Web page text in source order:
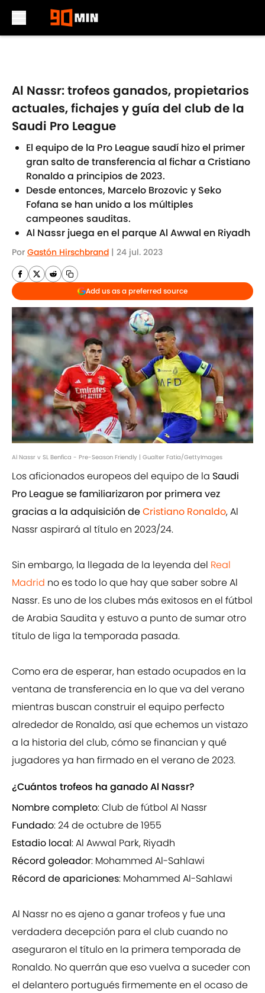
Al Nassr: trofeos ganados, propietarios
actuales, fichajes y guía del club de la
Saudi Pro League
El equipo de la Pro League saudí hizo el primer
gran salto de transferencia al fichar a Cristiano
Ronaldo a principios de 2023.
Desde entonces, Marcelo Brozovic y Seko
Fofana se han unido a los múltiples
campeones sauditas.
Al Nassr juega en el parque Al Awwal en Riyadh
Por Gastón Hirschbrand | 24 jul. 2023
Add us as a preferred source
Al Nassr v SL Benfica - Pre-Season Friendly | Gualter Fatia/GettyImages
Los aficionados europeos del equipo de la Saudi
Pro League se familiarizaron por primera vez
gracias a la adquisición deCristiano Ronaldo, Al
Nassr aspirará al título en 2023/24.
Sin embargo, la llegada de la leyenda del Real
Madrid no es todo lo que hay que saber sobre Al
Nassr. Es uno de los clubes más exitosos en el fútbol
de Arabia Saudita y estuvo a punto de sumar otro
título de liga la temporada pasada.
Como era de esperar, han estado ocupados en la
ventana de transferencia en lo que va del verano
mientras buscan construir el equipo perfecto
alrededor de Ronaldo, así que echemos un vistazo
a la historia del club, cómo se financian y qué
jugadores ya han firmado en el verano de 2023.
¿Cuántos trofeos ha ganado Al Nassr?
Nombre completo: Club de fútbol Al Nassr
Fundado: 24 de octubre de 1955
Estadio local: Al Awwal Park, Riyadh
Récord goleador: Mohammed Al-Sahlawi
Récord de apariciones: Mohammed Al-Sahlawi
Al Nassr no es ajeno a ganar trofeos y fue una
verdadera decepción para el club cuando no
aseguraron el título en la primera temporada de
Ronaldo. No querrán que eso vuelva a suceder con
el delantero portugués firmemente en el ocaso de